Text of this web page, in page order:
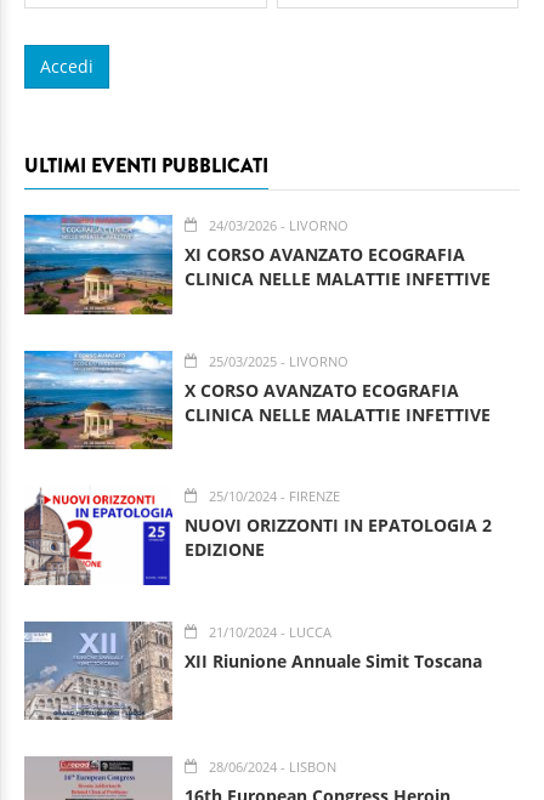
ULTIMI EVENTI PUBBLICATI
24/03/2026 - LIVORNO
XI CORSO AVANZATO ECOGRAFIA
CLINICA NELLE MALATTIE INFETTIVE
25/03/2025 - LIVORNO
X CORSO AVANZATO ECOGRAFIA
CLINICA NELLE MALATTIE INFETTIVE
25/10/2024 - FIRENZE
NUOVI ORIZZONTI IN EPATOLOGIA 2
EDIZIONE
21/10/2024 - LUCCA
XII Riunione Annuale Simit Toscana
28/06/2024 - LISBON